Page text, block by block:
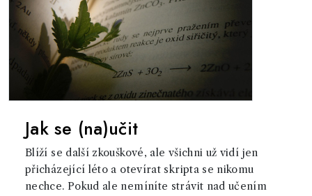
Jak se (na)učit
Blíží se další zkouškové, ale všichni už vidí jen
přicházející léto a otevírat skripta se nikomu
nechce. Pokud ale nemíníte strávit nad učením